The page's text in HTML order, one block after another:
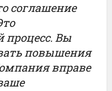
соглашение
процесс. Вы
повышения
вправе